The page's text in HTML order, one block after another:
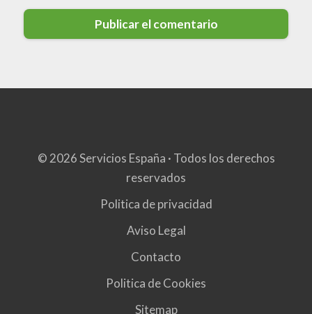
© 2026 Servicios España · Todos los derechos
reservados
Politica de privacidad
Aviso Legal
Contacto
Politica de Cookies
Sitemap